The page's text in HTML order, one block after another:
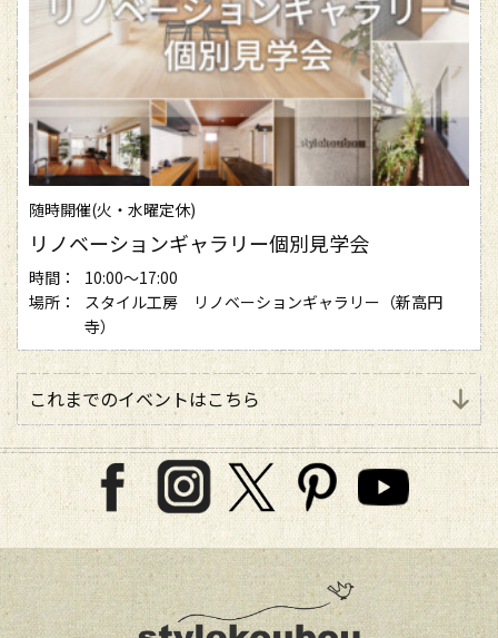
随時開催(火・水曜定休)
リノベーションギャラリー個別見学会
時間：
10:00～17:00
場所：
スタイル工房 リノベーションギャラリー（新高円
寺）
これまでのイベントはこちら